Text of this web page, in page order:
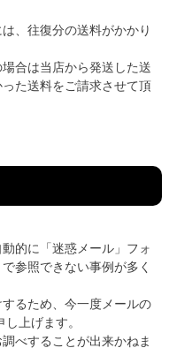
、往復分の送料がかかり
合は当店から発送した送
た送料をご請求させて頂
的に「迷惑メール」フォ
参照できない事例が多く
るため、今一度メールの
上げます。
べすることが出来かねま